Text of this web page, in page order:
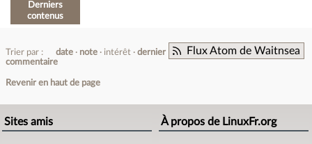
Derniers
contenus
Flux Atom de Waitnsea
Trier par : date note intérêt
dernier
commentaire
Revenir en haut de page
Sites amis À propos de LinuxFr.org